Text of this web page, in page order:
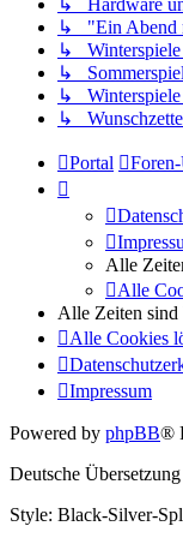
↳ Hardware
↳ "Ein Abend
↳ Winterspiele
↳
↳ Winterspiele
↳
Portal
Alle
Alle
Alle Zeiten sind
Alle Cookies
Impressum
Powered by phpBB®
Deutsche
Style: Black-Silver-